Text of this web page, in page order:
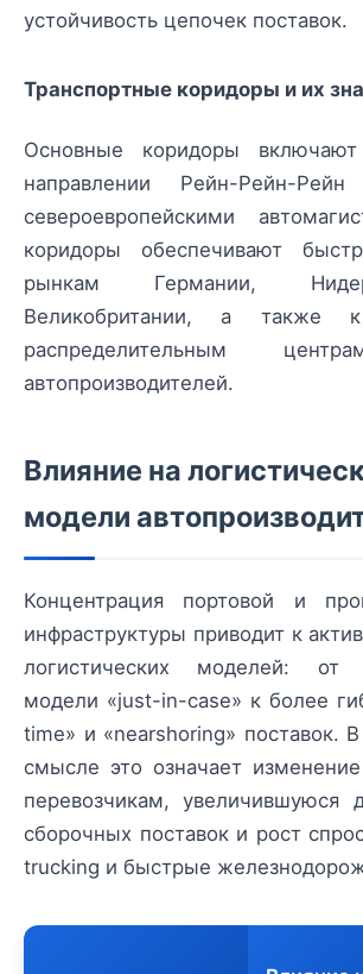
устойчивость цепочек поставок.
Транспортные коридоры и их
Основные коридоры
направлении Рейн-Рейн-
североевропейскими
коридоры обеспечивают
рынкам Германии,
Великобритании, а также к
распределительным
автопроизводителей.
Влияние на
модели
Концентрация портовой и
инфраструктуры приводит к
логистических моделей: от
модели «just-in-case» к более
time» и «nearshoring» поставок.
смысле это означает
перевозчикам, увеличившуюся
сборочных поставок и рост
trucking и быстрые